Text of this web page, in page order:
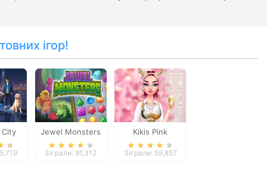
ігор!
Jewel Monsters
Зіграли: 91,312
Kikis Pink
Christmas
Зіграли: 59,857